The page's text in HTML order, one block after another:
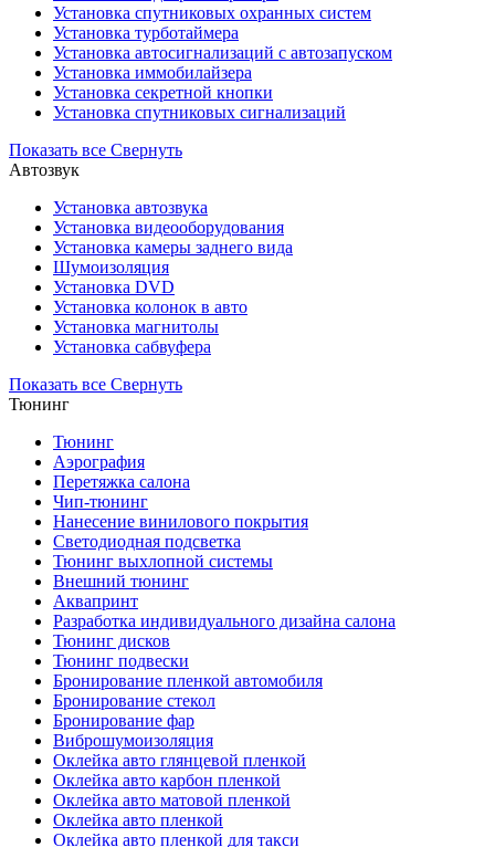
Установка cпутниковых охранных систем
Установка турботаймера
Установка автосигнализаций с автозапуском
Установка иммобилайзера
Установка секретной кнопки
Установка спутниковых сигнализаций
Показать все Свернуть
Автозвук
Установка автозвука
Установка видеооборудования
Установка камеры заднего вида
Шумоизоляция
Установка DVD
Установка колонок в авто
Установка магнитолы
Установка сабвуфера
Показать все Свернуть
Тюнинг
Тюнинг
Аэрография
Перетяжка салона
Чип-тюнинг
Нанесение винилового покрытия
Светодиодная подсветка
Тюнинг выхлопной системы
Внешний тюнинг
Аквапринт
Разработка индивидуального дизайна салона
Тюнинг дисков
Тюнинг подвески
Бронирование пленкой автомобиля
Бронирование стекол
Бронирование фар
Виброшумоизоляция
Оклейка авто глянцевой пленкой
Оклейка авто карбон пленкой
Оклейка авто матовой пленкой
Оклейка авто пленкой
Оклейка авто пленкой для такси